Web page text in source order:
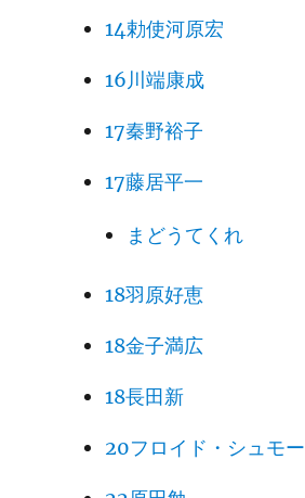
14勅使河原宏
16川端康成
17秦野裕子
17藤居平一
まどうてくれ
18羽原好恵
18金子満広
18長田新
20フロイド・シュモー